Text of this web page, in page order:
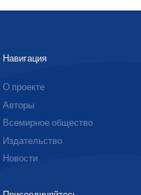
Навигация
О проекте
Авторы
Всемирное общество
Издательство
Новости